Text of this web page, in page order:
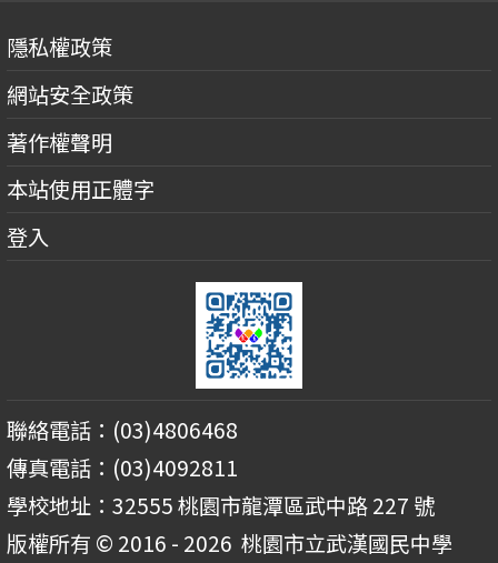
隱私權政策
網站安全政策
著作權聲明
本站使用正體字
登入
聯絡電話：(03)4806468
傳真電話：(03)4092811
學校地址：32555 桃園市龍潭區武中路 227 號
版權所有 © 2016 - 2026 桃園市立武漢國民中學